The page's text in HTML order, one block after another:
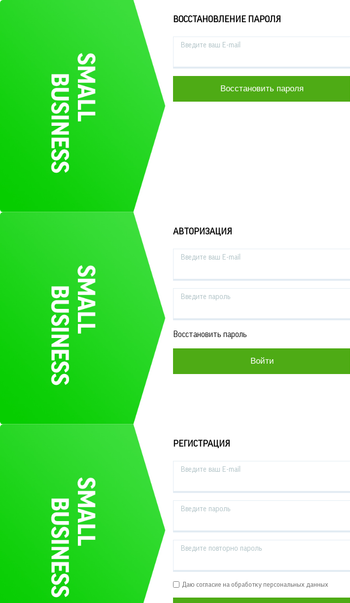
ВОССТАНОВЛЕНИЕ ПАРОЛЯ
Введите ваш E-mail
АВТОРИЗАЦИЯ
Введите ваш E-mail
Введите пароль
Восстановить пароль
РЕГИСТРАЦИЯ
Введите ваш E-mail
Введите пароль
Введите повторно пароль
Даю согласие на обработку персональных данных